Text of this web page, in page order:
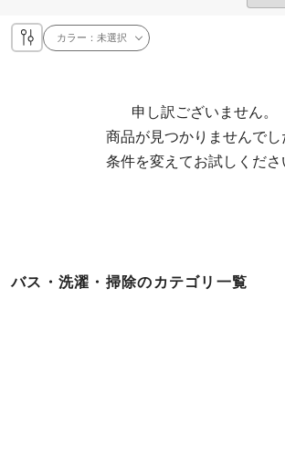
カラー：未選択
申し訳ございません。
条件を変えてお試しくださ
バス・洗濯・掃除のカテゴリ一覧